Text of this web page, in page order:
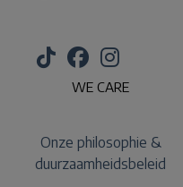
WE CARE
Onze philosophie &
duurzaamheidsbeleid